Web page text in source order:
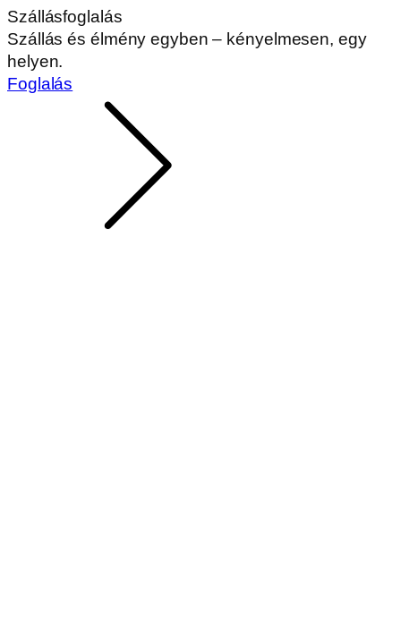
Szállásfoglalás
Szállás és élmény egyben – kényelmesen, egy
helyen.
Foglalás